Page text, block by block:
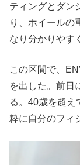
ティングとダン
り、ホイールの
なり分かりやす
この区間で、
を出した。前日
る。40歳を超え
粋に自分のフィ